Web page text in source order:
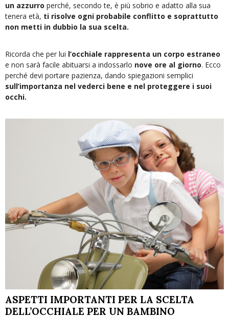
un azzurro perché, secondo te, è più sobrio e adatto alla sua
tenera età, ti risolve ogni probabile conflitto e soprattutto
non metti in dubbio la sua scelta.
Ricorda che per lui l’occhiale rappresenta un corpo estraneo
e non sarà facile abituarsi a indossarlo nove ore al giorno. Ecco
perché devi portare pazienza, dando spiegazioni semplici
sull’importanza nel vederci bene e nel proteggere i suoi
occhi.
ASPETTI IMPORTANTI PER LA SCELTA
DELL’OCCHIALE PER UN BAMBINO